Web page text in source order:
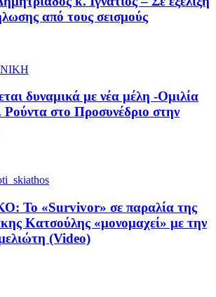
από τους σεισμούς
δυναμικά με νέα μέλη -Ομιλία
στο Προσυνέδριο στην
Το «Survivor» σε παραλία της
Κατσούλης «μονομαχεί» με την
(Video)